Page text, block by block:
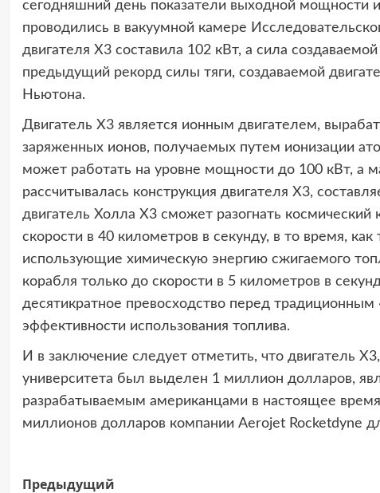
сегодняшний день показатели выходной мощности
проводились в вакуумной камере
двигателя X3 составила 102 кВт, а сила
предыдущий рекорд силы тяги, создаваемой
Ньютона.
Двигатель X3 является ионным двигателем,
заряженных ионов, получаемых путем ионизации
может работать на уровне мощности до 100 кВт, а
рассчитывалась конструкция двигателя X3,
двигатель Холла X3 сможет разогнать
скорости в 40 километров в секунду, в то время,
использующие химическую энергию сжигаемого
корабля только до скорости в 5 километров в
десятикратное превосходство перед
эффективности использования топлива.
И в заключение следует отметить, что двигатель
университета был выделен 1 миллион долларов,
разрабатываемым американцами в настоящее
миллионов долларов компании Aerojet Rocketdyne
Предыдущий